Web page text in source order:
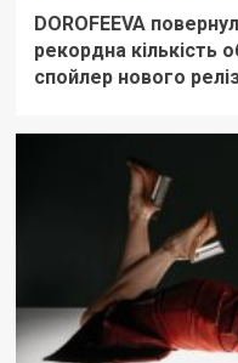
DOROFEEVA
рекордна кількість
спойлер нового